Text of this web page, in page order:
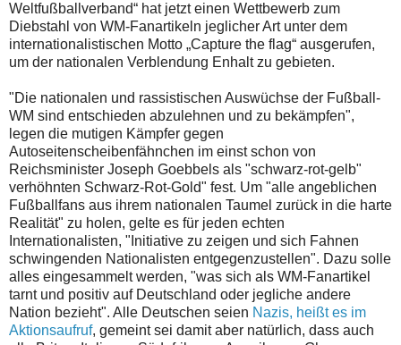
Weltfußballverband“ hat jetzt einen Wettbewerb zum
Diebstahl von WM-Fanartikeln jeglicher Art unter dem
internationalistischen Motto „Capture the flag“ ausgerufen,
um der nationalen Verblendung Enhalt zu gebieten.
"Die nationalen und rassistischen Auswüchse der Fußball-
WM sind entschieden abzulehnen und zu bekämpfen",
legen die mutigen Kämpfer gegen
Autoseitenscheibenfähnchen im einst schon von
Reichsminister Joseph Goebbels als "schwarz-rot-gelb"
verhöhnten Schwarz-Rot-Gold" fest. Um "alle angeblichen
Fußballfans aus ihrem nationalen Taumel zurück in die harte
Realität" zu holen, gelte es für jeden echten
Internationalisten, "Initiative zu zeigen und sich Fahnen
schwingenden Nationalisten entgegenzustellen". Dazu solle
alles eingesammelt werden, "was sich als WM-Fanartikel
tarnt und positiv auf Deutschland oder jegliche andere
Nation bezieht". Alle Deutschen seien Nazis, heißt es im
Aktionsaufruf, gemeint sei damit aber natürlich, dass auch